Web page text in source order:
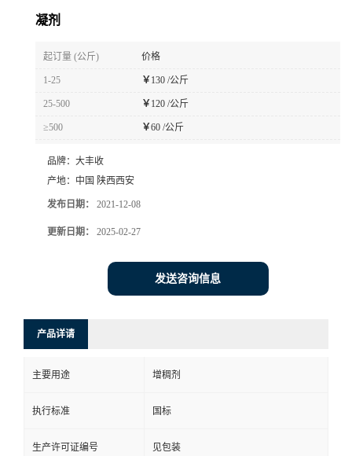
凝剂
起订量 (公斤) 价格
1-25 ￥130 /公斤
25-500 ￥120 /公斤
≥500 ￥60 /公斤
品牌： 大丰收
产地： 中国 陕西西安
发布日期： 2021-12-08
更新日期： 2025-02-27
发送咨询信息
产品详请
主要用途 增稠剂
执行标准 国标
生产许可证编号 见包装